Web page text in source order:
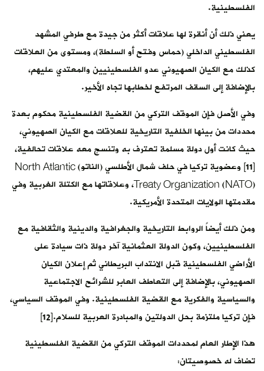
الفلسطينية.
يعني ذلك أن أنقرة لها علاقات أكثر من جيدة مع طرفي المشهد
الفلسطيني الداخلي (حماس وفتح أو السلطة)، ومستوى من العلاقات
كذلك مع الكيان الصهيوني عدو الفلسطينيين والمعتدي عليهم،
بالإضافة إلى السقف المرتفع لخطابها تجاه الأخير.
وفي الأصل فإن الموقف التركي من القضية الفلسطينية محكوم بعدة
محددات من بينها الخلفية التاريخية للعلاقات مع الكيان الصهيوني،
حيث كانت أول دولة مسلمة تعترف به وتنسج معه علاقات تحالفية،
[11] وعضوية تركيا في حلف شمال الأطلسي (الناتو) North Atlantic
Treaty Organization (NATO)، وعلاقاتها مع الكتلة الغربية وفي
مقدمتها الولايات المتحدة الأمريكية.
ومن ذلك أيضاً الروابط التاريخية والجغرافية والدينية والثقافية مع
الفلسطينيين، وكون الدولة العثمانية آخر دولة ذات سيادة على
الأراضي الفلسطينية قبل الانتداب البريطاني ثم إعلان الكيان
الصهيوني، بالإضافة إلى التعاطف العابر للشرائح الاجتماعية
والسياسية والفكرية مع القضية الفلسطينية. وفي الموقف السياسي،
فإن تركيا ملتزمة بحل الدولتين والمبادرة العربية للسلام.[12]
هذا الإطار العام لمحددات الموقف التركي من القضية الفلسطينية
تضاف له خصوصيتان: